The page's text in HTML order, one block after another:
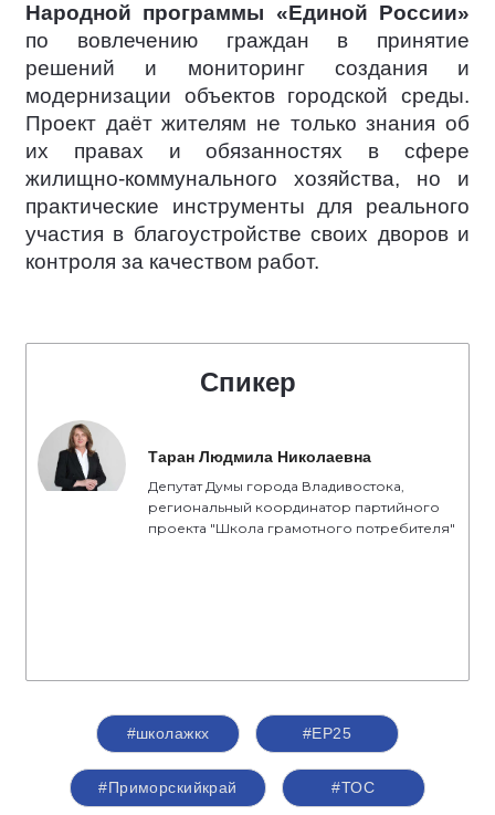
Народной программы «Единой России»
по вовлечению граждан в принятие
решений и мониторинг создания и
модернизации объектов городской среды.
Проект даёт жителям не только знания об
их правах и обязанностях в сфере
жилищно-коммунального хозяйства, но и
практические инструменты для реального
участия в благоустройстве своих дворов и
контроля за качеством работ.
Спикер
Таран Людмила Николаевна
Депутат Думы города Владивостока,
региональный координатор партийного
проекта "Школа грамотного потребителя"
#школажкх #ЕР25
#Приморскийкрай #ТОС